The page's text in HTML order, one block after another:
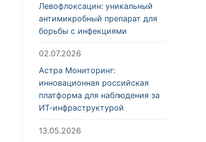
Левофлоксацин: уникальный
антимикробный препарат для
борьбы с инфекциями
02.07.2026
Астра Мониторинг:
инновационная российская
платформа для наблюдения за
ИТ-инфраструктурой
13.05.2026